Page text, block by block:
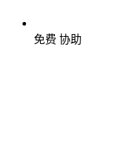
免费 协助